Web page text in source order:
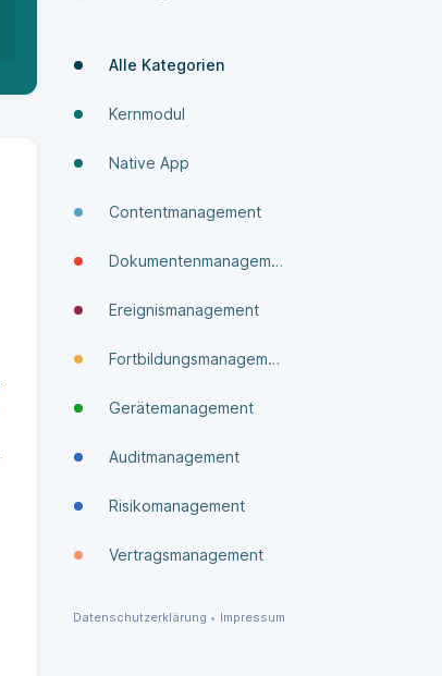
Alle Kategorien
Kernmodul
Native App
Contentmanagement
Dokumenten­manage­ment
Ereignismanagement
Fortbildungsmanagement
Gerätemanagement
Auditmanagement
Risikomanagement
Vertragsmanagement
Datenschutzerklärung • Impressum